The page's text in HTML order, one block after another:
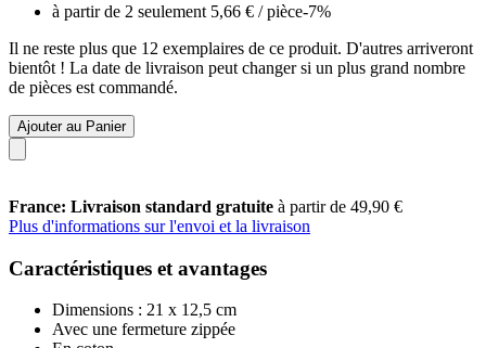
à partir de 2 seulement 5,66 € / pièce-7%
Il ne reste plus que 12 exemplaires de ce produit. D'autres arriveront
bientôt ! La date de livraison peut changer si un plus grand nombre
de pièces est commandé.
Ajouter au Panier
France: Livraison standard gratuite à partir de 49,90 €
Plus d'informations sur l'envoi et la livraison
Caractéristiques et avantages
Dimensions : 21 x 12,5 cm
Avec une fermeture zippée